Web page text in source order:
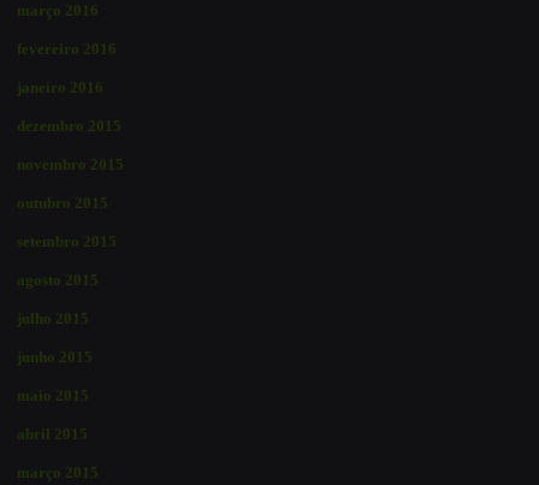
março 2016
fevereiro 2016
janeiro 2016
dezembro 2015
novembro 2015
outubro 2015
setembro 2015
agosto 2015
julho 2015
junho 2015
maio 2015
abril 2015
março 2015